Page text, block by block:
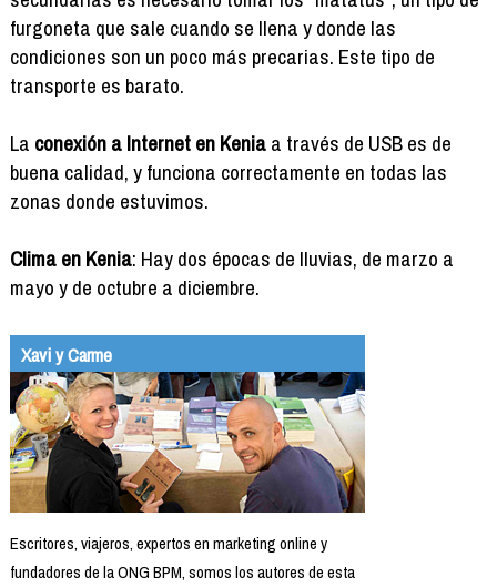
furgoneta que sale cuando se llena y donde las
condiciones son un poco más precarias. Este tipo de
transporte es barato.
La conexión a Internet en Keniaa través de USB es de
buena calidad, y funciona correctamente en todas las
zonas donde estuvimos.
Clima en Kenia: Hay dos épocas de lluvias, de marzo a
mayo y de octubre a diciembre.
Xavi y Carme
Escritores, viajeros, expertos en marketing online y
fundadores de la ONG BPM, somos los autores de esta